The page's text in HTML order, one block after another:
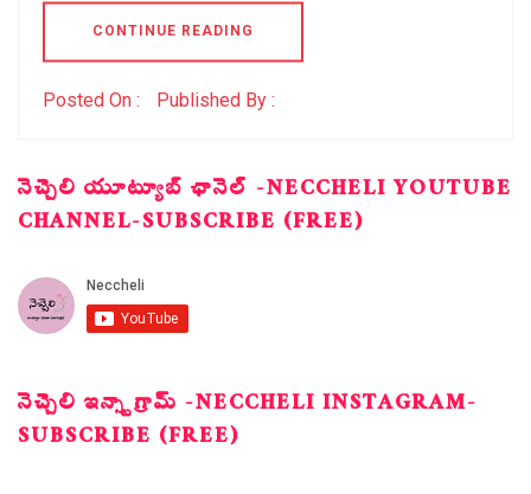
CONTINUE READING
Posted On : Published By :
నెచ్చెలి యూట్యూబ్ ఛానెల్ -NECCHELI YOUTUBE
CHANNEL-SUBSCRIBE (FREE)
నెచ్చెలి ఇన్స్టాగ్రామ్ -NECCHELI INSTAGRAM-
SUBSCRIBE (FREE)